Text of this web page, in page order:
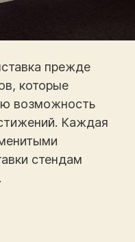
прежде
которые
возможность
Каждая
стендам